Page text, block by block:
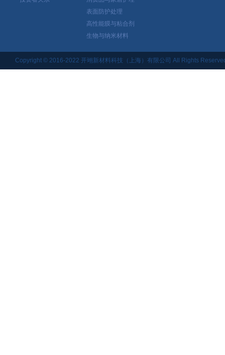
表面防护处理
高性能膜与粘合剂
生物与纳米材料
Copyright © 2016-2022 开翊新材料科技（上海）有限公司 All Rights